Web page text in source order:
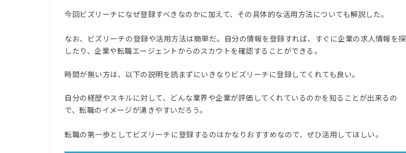
今回ビズリーチになぜ登録すべきなのかに加えて、その具体的な活用方法についても解説した。
なお、ビズリーチの登録や活用方法は簡単だ。自分の情報を登録すれば、すぐに企業の求人情報を探
したり、企業や転職エージェントからのスカウトを確認することができる。
時間が無い方は、以下の説明を読まずにいきなりビズリーチに登録してくれても良い。
自分の経歴やスキルに対して、どんな業界や企業が評価してくれているのかを知ることが出来るの
で、転職のイメージが湧きやすいだろう。
転職の第一歩としてビズリーチに登録するのはかなりおすすめなので、ぜひ活用してほしい。